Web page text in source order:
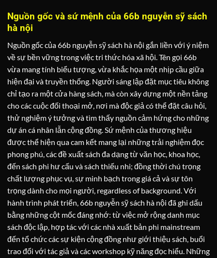
Nguồn gốc và sứ mệnh của 66b nguyễn sỹ sách
hà nội
Nguồn gốc của 66b nguyễn sỹ sách hà nội gắn liền với ý niệm
về sự bền vững trong việc tri thức hóa xã hội. Tên gọi 66b
vừa mang tính biểu tượng, vừa khắc họa một nhịp cầu giữa
hiện đại và truyền thống. Người sáng lập đặt mục tiêu không
chỉ tạo ra một cửa hàng sách, mà còn xây dựng một nền tảng
cho các cuộc đối thoại mở, nơi mà độc giả có thể đặt câu hỏi,
thử nghiệm ý tưởng và tìm thấy nguồn cảm hứng cho những
dự án cá nhân lẫn cộng đồng. Sứ mệnh của thương hiệu
được thể hiện qua cam kết mang lại những trải nghiệm đọc
phong phú, các đề xuất sách đa dạng từ văn học, khoa học,
đến sách phi hư cấu và sách thiếu nhi; đồng thời chú trọng
chất lượng phục vụ, sự minh bạch trong giá cả và sự tôn
trọng dành cho mọi người, regardless of background. Với
hành trình phát triển, 66b nguyễn sỹ sách hà nội đã ghi dấu
bằng những cột mốc đáng nhớ: từ việc mở rộng danh mục
sách độc lập, hợp tác với các nhà xuất bản phi mainstream
đến tổ chức các sự kiện cộng đồng như giới thiệu sách, buổi
trao đổi với tác giả và các workshop kỹ năng đọc hiểu. Những